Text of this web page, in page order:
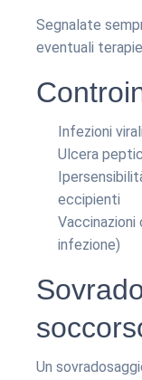
Segnalate
eventuali
Infezioni
Ulcera
eccipienti
infezione)
Un